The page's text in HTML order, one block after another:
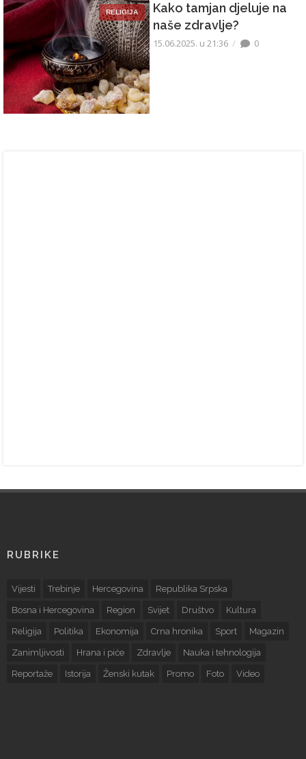
RELIGIJA
Kako tamjan djeluje na
naše zdravlje?
15.06.2025. u 21:36 0
RUBRIKE
Vijesti Trebinje Hercegovina Republika Srpska
Bosna i Hercegovina Region Svijet Društvo Kultura
Religija Politika Ekonomija Crna hronika Sport Magazin
Zanimljivosti Hrana i piće Zdravlje Nauka i tehnologija
Reportaže Istorija Ženski kutak Promo Foto Video